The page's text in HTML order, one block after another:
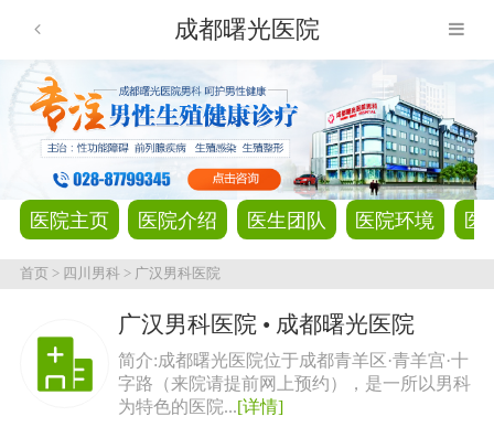
成都曙光医院
医院主页 医院介绍 医生团队 医院环境 医
首页> 四川男科> 广汉男科医院
广汉男科医院 • 成都曙光医院
简介:成都曙光医院位于成都青羊区·青羊宫·十
字路（来院请提前网上预约），是一所以男科
为特色的医院...[详情]